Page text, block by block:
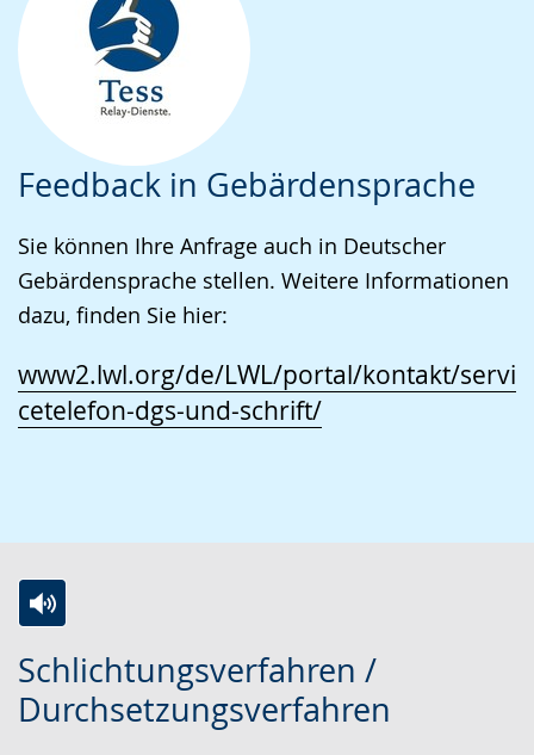
Feedback in Gebärdensprache
Sie können Ihre Anfrage auch in Deutscher
Gebärdensprache stellen. Weitere Informationen
dazu, finden Sie hier:
www2.lwl.org/de/LWL/portal/kontakt/servi
cetelefon-dgs-und-schrift/
Schlichtungsverfahren /
Durchsetzungsverfahren
u
r
k
i
n